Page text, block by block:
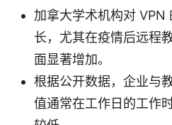
加拿大学术机构对 VPN
长，尤其在疫情后远程
面显著增加。
根据公开数据，企业与
值通常在工作日的工作